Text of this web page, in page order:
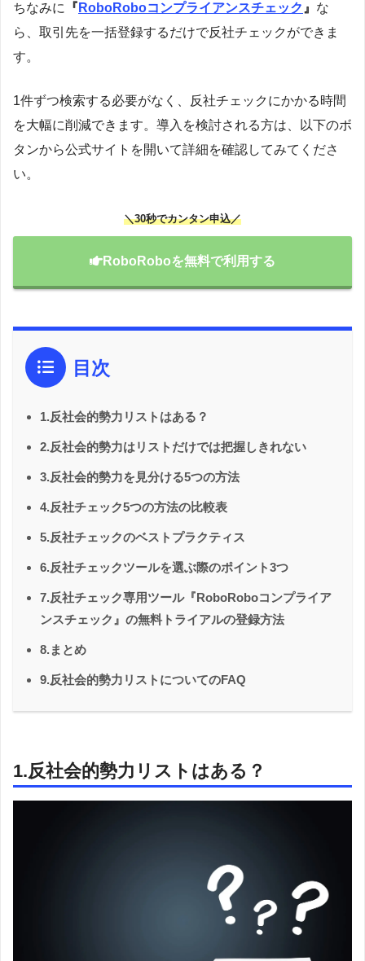
ちなみに 『 RoboRoboコンプライアンスチェック 』 な
ら、取引先を一括登録するだけで反社チェックができま
す。
1件ずつ検索する必要がなく、反社チェックにかかる時間
を大幅に削減できます。導入を検討される方は、以下のボ
タンから公式サイトを開いて詳細を確認してみてくださ
い。
＼30秒でカンタン申込／
RoboRoboを無料で利用する
目次
1.反社会的勢力リストはある？
2.反社会的勢力はリストだけでは把握しきれない
3.反社会的勢力を見分ける5つの方法
4.反社チェック5つの方法の比較表
5.反社チェックのベストプラクティス
6.反社チェックツールを選ぶ際のポイント3つ
7.反社チェック専用ツール『RoboRoboコンプライア
ンスチェック』の無料トライアルの登録方法
8.まとめ
9.反社会的勢力リストについてのFAQ
1.反社会的勢力リストはある？